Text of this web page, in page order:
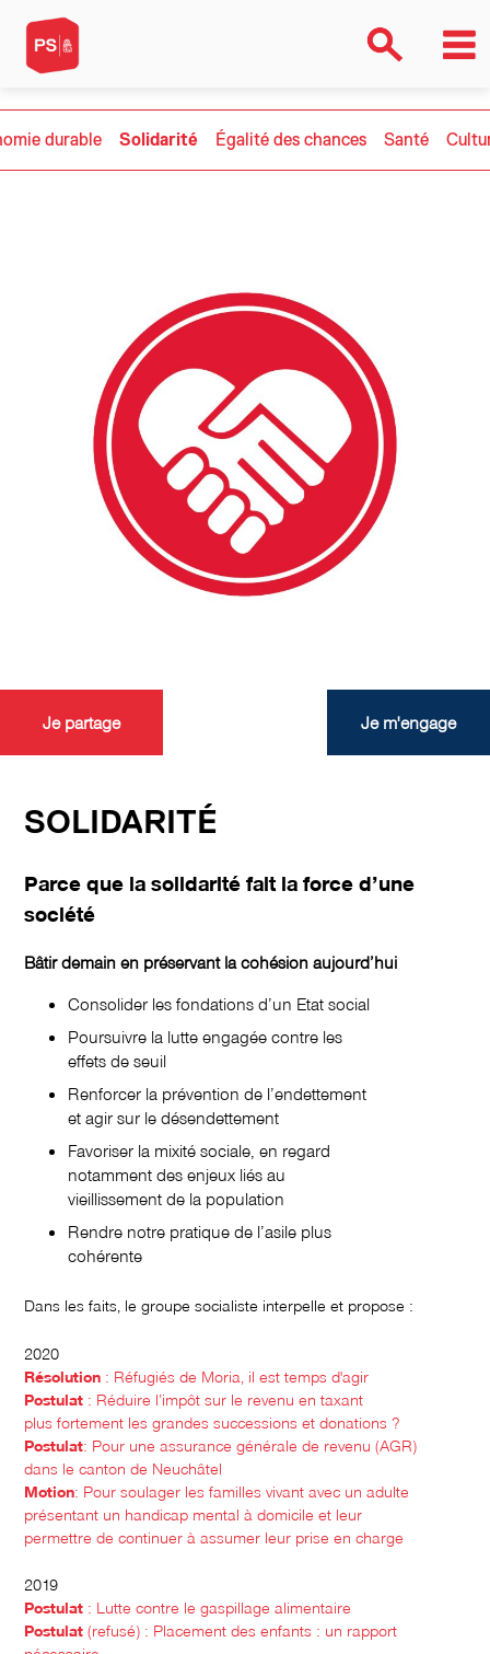
durable Solidarité Égalité des chances Santé
SOLIDARITÉ
Parce que la solidarité fait la force d’une
société
Bâtir demain en préservant la cohésion aujourd’hui
Consolider les fondations d’un Etat social
Poursuivre la lutte engagée contre les
effets de seuil
Renforcer la prévention de l’endettement
et agir sur le désendettement
Favoriser la mixité sociale, en regard
notamment des enjeux liés au
vieillissement de la population
Rendre notre pratique de l’asile plus
cohérente
Dans les faits, le groupe socialiste interpelle et propose :
2020
Résolution : Réfugiés de Moria, il est temps d'agir
Postulat : Réduire l’impôt sur le revenu en taxant
plus fortement les grandes successions et donations ?
Postulat: Pour une assurance générale de revenu (AGR)
dans le canton de Neuchâtel
Motion: Pour soulager les familles vivant avec un adulte
présentant un handicap mental à domicile et leur
permettre de continuer à assumer leur prise en charge
2019
Postulat : Lutte contre le gaspillage alimentaire
Postulat(refusé) : Placement des enfants : un rapport
Je partage Je m'engage